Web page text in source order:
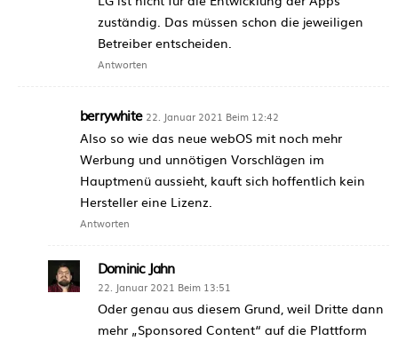
zuständig. Das müssen schon die jeweiligen
Betreiber entscheiden.
Antworten
berrywhite 22. Januar 2021 Beim 12:42
Also so wie das neue webOS mit noch mehr
Werbung und unnötigen Vorschlägen im
Hauptmenü aussieht, kauft sich hoffentlich kein
Hersteller eine Lizenz.
Antworten
Dominic Jahn
22. Januar 2021 Beim 13:51
Oder genau aus diesem Grund, weil Dritte dann
mehr „Sponsored Content“ auf die Plattform